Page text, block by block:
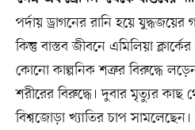
পর্দায় ড্রাগনের রানি হয়ে
কিন্তু বাস্তব জীবনে এমিলিয়া
কোনো কাল্পনিক শত্রুর বিরুদ্ধে
শরীরের বিরুদ্ধে। দুবার মৃত্যুর কাছ
বিশ্বজোড়া খ্যাতির চাপ